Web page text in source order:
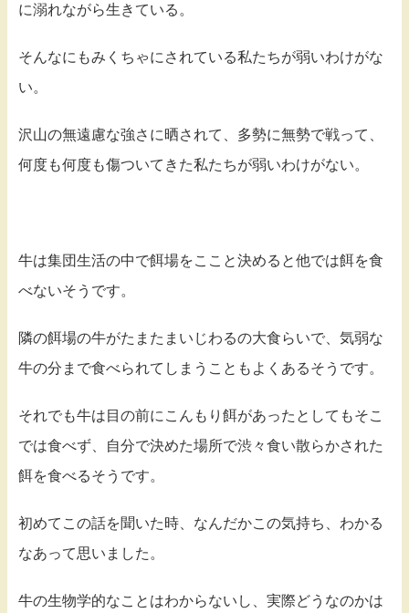
に溺れながら生きている。
そんなにもみくちゃにされている私たちが弱いわけがな
い。
沢山の無遠慮な強さに晒されて、多勢に無勢で戦って、
何度も何度も傷ついてきた私たちが弱いわけがない。
牛は集団生活の中で餌場をここと決めると他では餌を食
べないそうです。
隣の餌場の牛がたまたまいじわるの大食らいで、気弱な
牛の分まで食べられてしまうこともよくあるそうです。
それでも牛は目の前にこんもり餌があったとしてもそこ
では食べず、自分で決めた場所で渋々食い散らかされた
餌を食べるそうです。
初めてこの話を聞いた時、なんだかこの気持ち、わかる
なあって思いました。
牛の生物学的なことはわからないし、実際どうなのかは